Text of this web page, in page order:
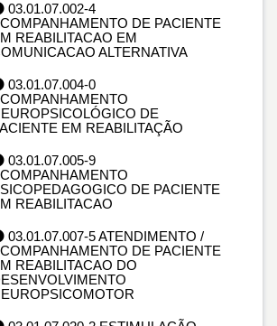
03.01.07.002-4
DE PACIENTE
REABILITACAO EM
ALTERNATIVA
03.01.07.004-0
DE
EM REABILITAÇÃO
03.01.07.005-9
DE PACIENTE
REABILITACAO
03.01.07.007-5 ATENDIMENTO /
DE PACIENTE
REABILITACAO DO